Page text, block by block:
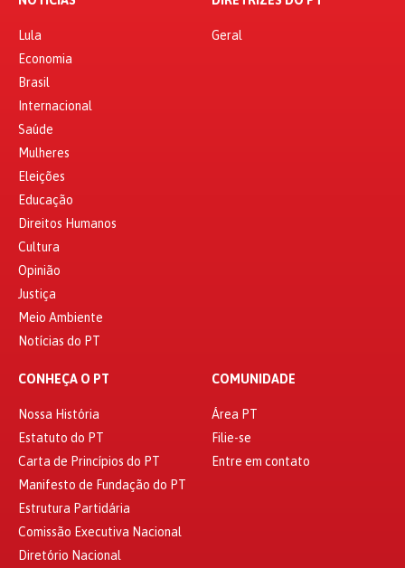
Lula
Economia
Brasil
Internacional
Saúde
Mulheres
Eleições
Educação
Direitos Humanos
Cultura
Opinião
Justiça
Meio Ambiente
Notícias do PT
Geral
CONHEÇA O PT
Nossa História
Estatuto do PT
Carta de Princípios do PT
Manifesto de Fundação do PT
Estrutura Partidária
Comissão Executiva Nacional
Diretório Nacional
COMUNIDADE
Área PT
Filie-se
Entre em contato